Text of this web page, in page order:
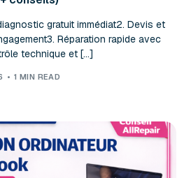
gratuit immédiat2. Devis et
Réparation rapide avec
technique et […]
1 MIN READ